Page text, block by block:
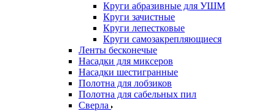
Круги абразивные для УШМ
Круги зачистные
Круги лепестковые
Круги самозакрепляющиеся
Ленты бесконечые
Насадки для миксеров
Насадки шестигранные
Полотна для лобзиков
Полотна для сабельных пил
Сверла